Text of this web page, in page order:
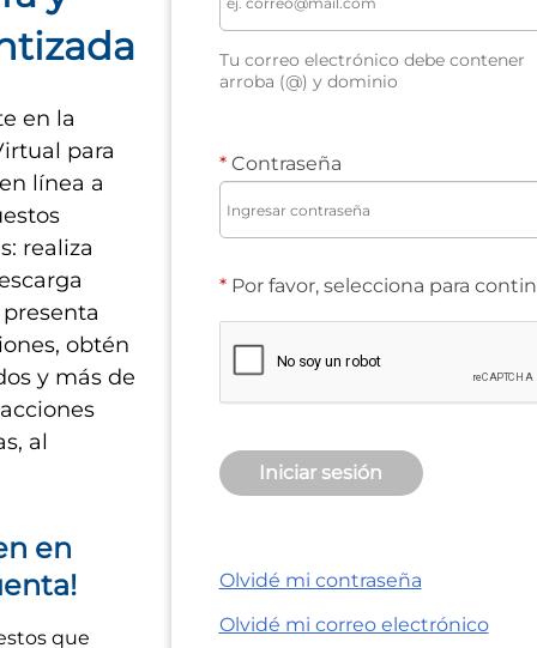
en la
para
línea a
realiza
obtén
y más de
al
en
que
Tu correo electrónico debe contener
arroba (@) y dominio
Contraseña
Por favor, selecciona para
Iniciar sesión
Olvidé mi contraseña
Olvidé mi correo electrónico